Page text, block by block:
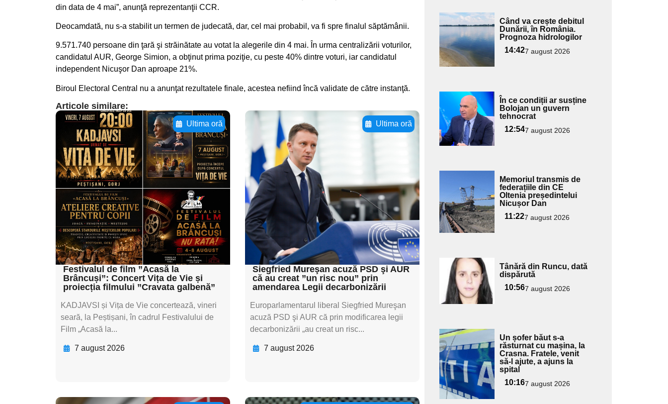
din data de 4 mai”, anunţă reprezentanţii CCR.
Deocamdată, nu s-a stabilit un termen de judecată, dar, cel mai probabil, va fi spre finalul săptămânii.
9.571.740 persoane din ţară şi străinătate au votat la alegerile din 4 mai. În urma centralizării voturilor,
candidatul AUR, George Simion, a obţinut prima poziţie, cu peste 40% dintre voturi, iar candidatul
independent Nicuşor Dan aproape 21%.
Biroul Electoral Central nu a anunţat rezultatele finale, acestea nefiind încă validate de către instanţă.
Articole similare:
Ultima oră
Adaugă aici textul
pentru
subtitluAdaugă aici
textul pentru
subtitluAdaugă aici
textul pentru
subtitluAdaugă aici
textul pentru subti
Festivalul de film ”Acasă la
Brâncuși”: Concert Vița de Vie și
proiecția filmului ”Cravata galbenă”
KADJAVSI și Vița de Vie concertează, vineri
seară, la Peștișani, în cadrul Festivalului de
Film „Acasă la...
7 august 2026
Ultima oră
Adaugă aici textul
pentru
subtitluAdaugă aici
textul pentru
subtitluAdaugă aici
textul pentru
subtitluAdaugă aici
textul pentru subti
Siegfried Mureşan acuză PSD şi AUR
că au creat ”un risc nou” prin
amendarea Legii decarbonizării
Europarlamentarul liberal Siegfried Mureşan
acuză PSD şi AUR că prin modificarea legii
decarbonizării „au creat un risc...
7 august 2026
Adaugă
aici textul
pentru
subtitlu
Când va crește debitul
Dunării, în România.
Prognoza hidrologilor
14:427 august 2026
Adaugă
aici textul
pentru
subtitlu
În ce condiții ar susține
Bolojan un guvern
tehnocrat
12:547 august 2026
aici textul
pentru
subtitlu
Memoriul transmis de
federațiile din CE
Oltenia președintelui
Nicușor Dan
11:227 august 2026
Adaugă
aici textul
pentru
subtitlu
Tânără din Runcu, dată
dispărută
10:567 august 2026
Adaugă
aici textul
pentru
subtitlu
Un șofer băut s-a
răsturnat cu mașina, la
Crasna. Fratele, venit
să-l ajute, a ajuns la
spital
10:167 august 2026